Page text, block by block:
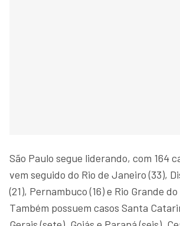
São Paulo segue liderando, com 164
vem seguido do Rio de Janeiro (33),
(21), Pernambuco (16) e Rio Grande do
Também possuem casos Santa